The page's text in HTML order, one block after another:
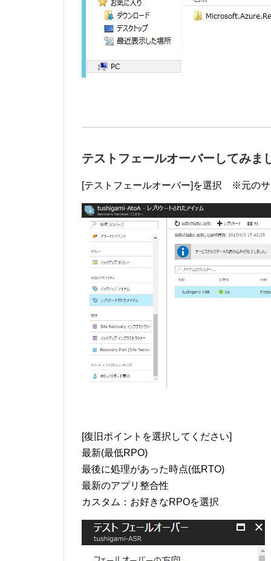
テストフェールオーバーしてみま
[テストフェールオーバー]を選択 ※元の
[復旧ポイントを選択してください]
最新(最低RPO)
最後に処理があった時点(低RTO)
最新のアプリ整合性
カスタム：お好きなRPOを選択